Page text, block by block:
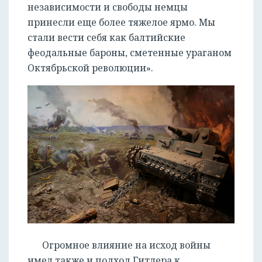
независимости и свободы немцы
принесли еще более тяжелое ярмо. Мы
стали вести себя как балтийские
феодальные бароны, сметенные ураганом
Октябрьской революции».
Огромное влияние на исход войны